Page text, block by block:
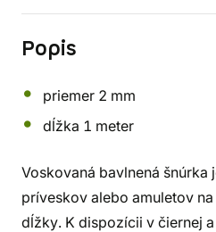
Popis
priemer 2 mm
dĺžka 1 meter
Voskovaná bavlnená šnúrka
príveskov alebo amuletov
dĺžky. K dispozícii v čiernej